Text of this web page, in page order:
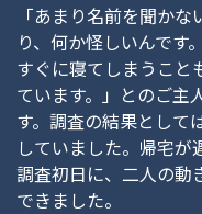
「あまり名前を聞か
り、何か怪しいんです
すぐに寝てしまうこと
ています。」とのご主
す。調査の結果として
していました。帰宅が
調査初日に、二人の動
できました。